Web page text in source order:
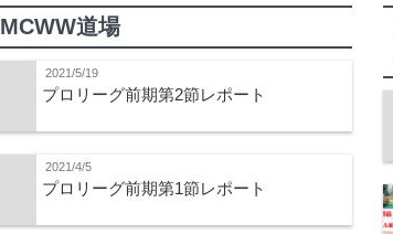
MCWW道場
2021/5/19
プロリーグ前期第2節レポート
2021/4/5
プロリーグ前期第1節レポート